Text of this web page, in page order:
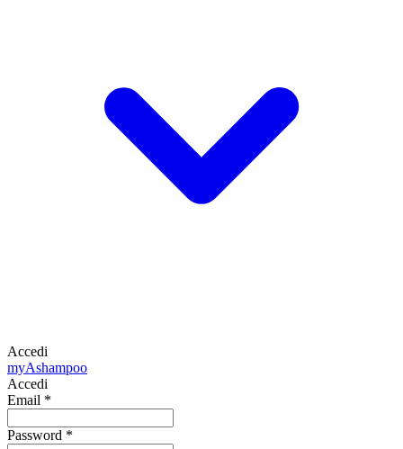
Accedi
myAshampoo
Accedi
Email *
Password *